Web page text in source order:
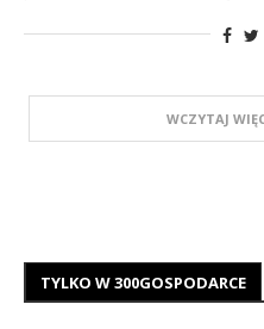
WCZYTAJ
TYLKO W 300GOSPODARCE